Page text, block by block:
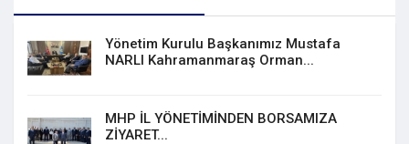
Yönetim Kurulu Başkanımız Mustafa
NARLI Kahramanmaraş Orman...
MHP İL YÖNETİMİNDEN BORSAMIZA
ZİYARET...